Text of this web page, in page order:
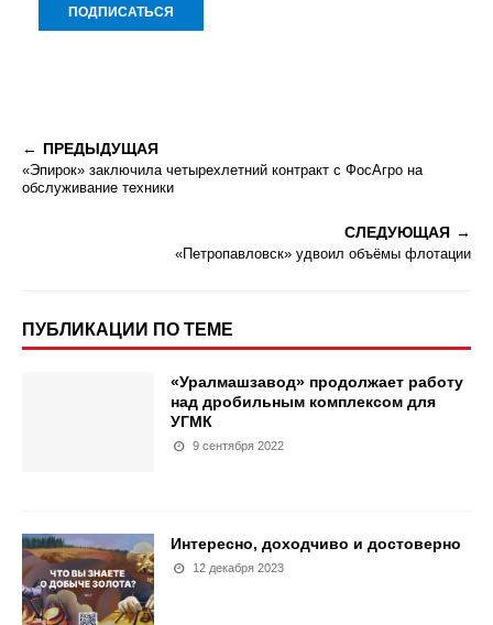
ПРЕДЫДУЩАЯ
«Эпирок» заключила четырехлетний контракт с ФосАгро на
обслуживание техники
СЛЕДУЮЩАЯ
«Петропавловск» удвоил объёмы флотации
ПУБЛИКАЦИИ ПО ТЕМЕ
«Уралмашзавод» продолжает работу
над дробильным комплексом для
УГМК
9 сентября 2022
Интересно, доходчиво и достоверно
12 декабря 2023